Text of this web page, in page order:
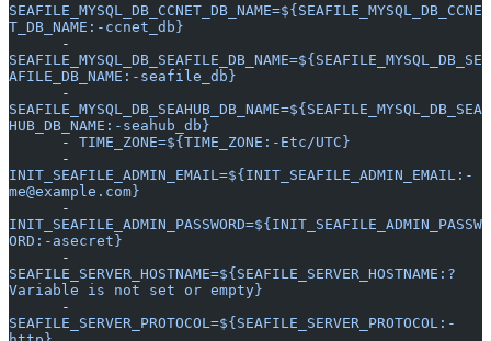
SEAFILE_MYSQL_DB_CCNET_DB_NAME=${SEAFILE_MYSQL_DB_CCNE
T_DB_NAME:-ccnet_db}
SEAFILE_MYSQL_DB_SEAFILE_DB_NAME=${SEAFILE_MYSQL_DB_SE
AFILE_DB_NAME:-seafile_db}
SEAFILE_MYSQL_DB_SEAHUB_DB_NAME=${SEAFILE_MYSQL_DB_SEA
HUB_DB_NAME:-seahub_db}
      -
TIME_ZONE=${TIME_ZONE:-Etc/UTC}
INIT_SEAFILE_ADMIN_EMAIL=${INIT_SEAFILE_ADMIN_EMAIL:-
me@example.com}
INIT_SEAFILE_ADMIN_PASSWORD=${INIT_SEAFILE_ADMIN_PASSW
ORD:-asecret}
SEAFILE_SERVER_HOSTNAME=${SEAFILE_SERVER_HOSTNAME:?
Variable is not set or empty}
SEAFILE_SERVER_PROTOCOL=${SEAFILE_SERVER_PROTOCOL:-